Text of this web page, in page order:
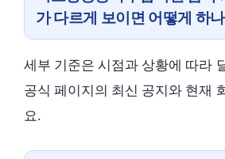
가 다르게 보이면 어떻게 하
세부 기준은 시점과 상황에 따라
공식 페이지의 최신 공지와 현재
요.